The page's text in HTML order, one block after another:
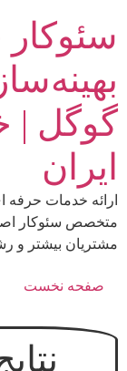
محتوا
گوگل |
ایران
ارائه خدمات
متخصص سئوکار
مشتریان بیشتر و
صفحه نخست